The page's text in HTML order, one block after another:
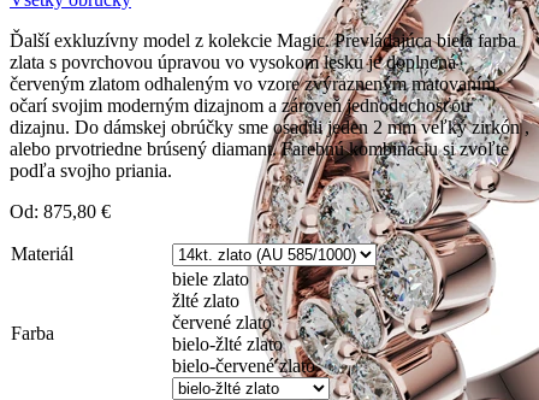
Ďalší exkluzívny model z kolekcie Magic. Prevládajúca biela farba
zlata s povrchovou úpravou vo vysokom lesku je doplnená
červeným zlatom odhaleným vo vzore zvýrazneným matovaním,
očarí svojim moderným dizajnom a zároveň jednoduchosťou
dizajnu. Do dámskej obrúčky sme osadili jeden 2 mm veľký zirkón ,
alebo prvotriedne brúsený diamant. Farebnú kombináciu si zvoľte
podľa svojho priania.
Od: 875,80 €
Materiál
Farba
biele zlato
žlté zlato
červené zlato
bielo-žlté zlato
bielo-červené zlato